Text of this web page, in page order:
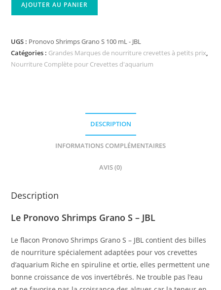
AJOUTER AU PANIER
UGS : Pronovo Shrimps Grano S 100 mL - JBL
Catégories : Grandes Marques de nourriture crevettes à petits prix,
Nourriture Complète pour Crevettes d'aquarium
DESCRIPTION
INFORMATIONS COMPLÉMENTAIRES
AVIS (0)
Description
Le Pronovo Shrimps Grano S – JBL
Le flacon Pronovo Shrimps Grano S – JBL contient des billes
de nourriture spécialement adaptées pour vos crevettes
d’aquarium Riche en spiruline et ortie, elles permettent une
bonne croissance de vos invertébrés. Ne trouble pas l’eau